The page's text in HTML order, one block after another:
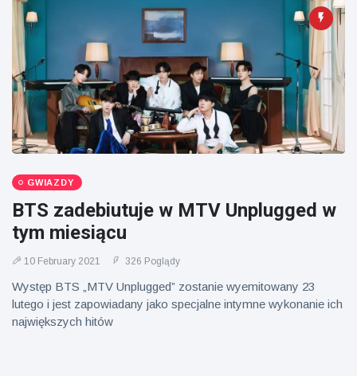
GWIAZDY
BTS zadebiutuje w MTV Unplugged w
tym miesiącu
10 February 2021 326 Poglądy
Występ BTS „MTV Unplugged” zostanie wyemitowany 23
lutego i jest zapowiadany jako specjalne intymne wykonanie ich
największych hitów